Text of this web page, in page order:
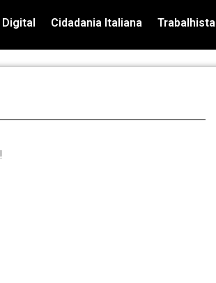
Digital Cidadania Italiana Trabalhista